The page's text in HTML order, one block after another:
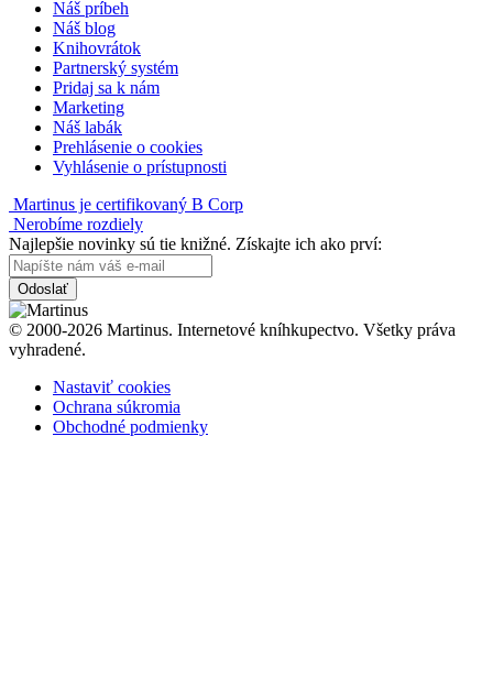
Náš príbeh
Náš blog
Knihovrátok
Partnerský systém
Pridaj sa k nám
Marketing
Náš labák
Prehlásenie o cookies
Vyhlásenie o prístupnosti
Martinus je certifikovaný B Corp
Nerobíme rozdiely
Najlepšie novinky sú tie knižné. Získajte ich ako prví:
Odoslať
© 2000-2026 Martinus. Internetové kníhkupectvo. Všetky práva
vyhradené.
Nastaviť cookies
Ochrana súkromia
Obchodné podmienky